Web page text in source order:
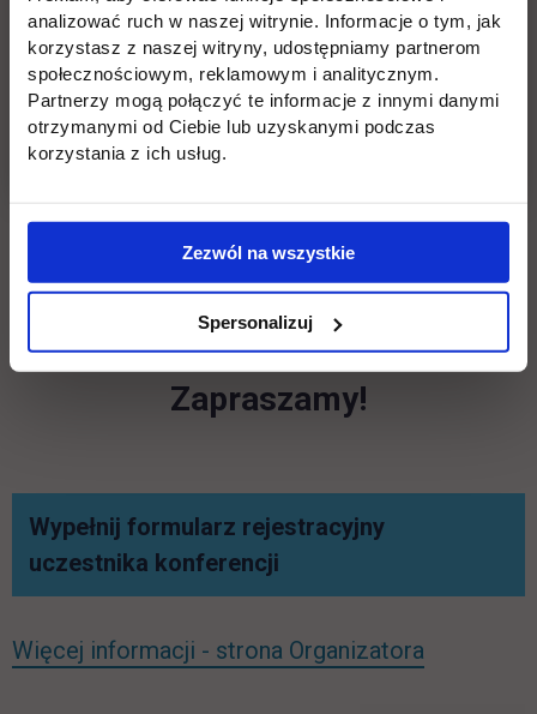
analizować ruch w naszej witrynie. Informacje o tym, jak
korzystasz z naszej witryny, udostępniamy partnerom
społecznościowym, reklamowym i analitycznym.
Partnerzy mogą połączyć te informacje z innymi danymi
otrzymanymi od Ciebie lub uzyskanymi podczas
korzystania z ich usług.
Zezwól na wszystkie
Spersonalizuj
Karkonoska Akademia Nauk Stosowanych w
Jeleniej Górze,
Narodowy Uniwersytet Pedagogiczny im.
Włodzimierza Hnatiuka w Tarnopolu (Ukraina),
Akademii Nauk,
Uniwersytet Śląski,
Gdańsk Uniwersytet Medyczny.
Zapraszamy!
Wypełnij formularz rejestracyjny
uczestnika konferencji
Więcej informacji - strona Organizatora